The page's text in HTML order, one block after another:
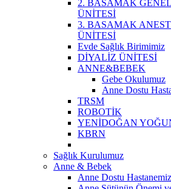
2. BASAMAK
ÜNİTESİ
3. BASAMAK
ÜNİTESİ
Evde Sağlık Birimimiz
DİYALİZ ÜNİTESİ
ANNE&BEBEK
Gebe Okulumuz
Anne Dostu
TRSM
ROBOTİK
YENİDOĞAN
KBRN
Sağlık Kurulumuz
Anne & Bebek
Anne Dostu Hastanemiz